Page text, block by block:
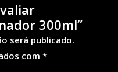
300ml”
será publicado.
com *